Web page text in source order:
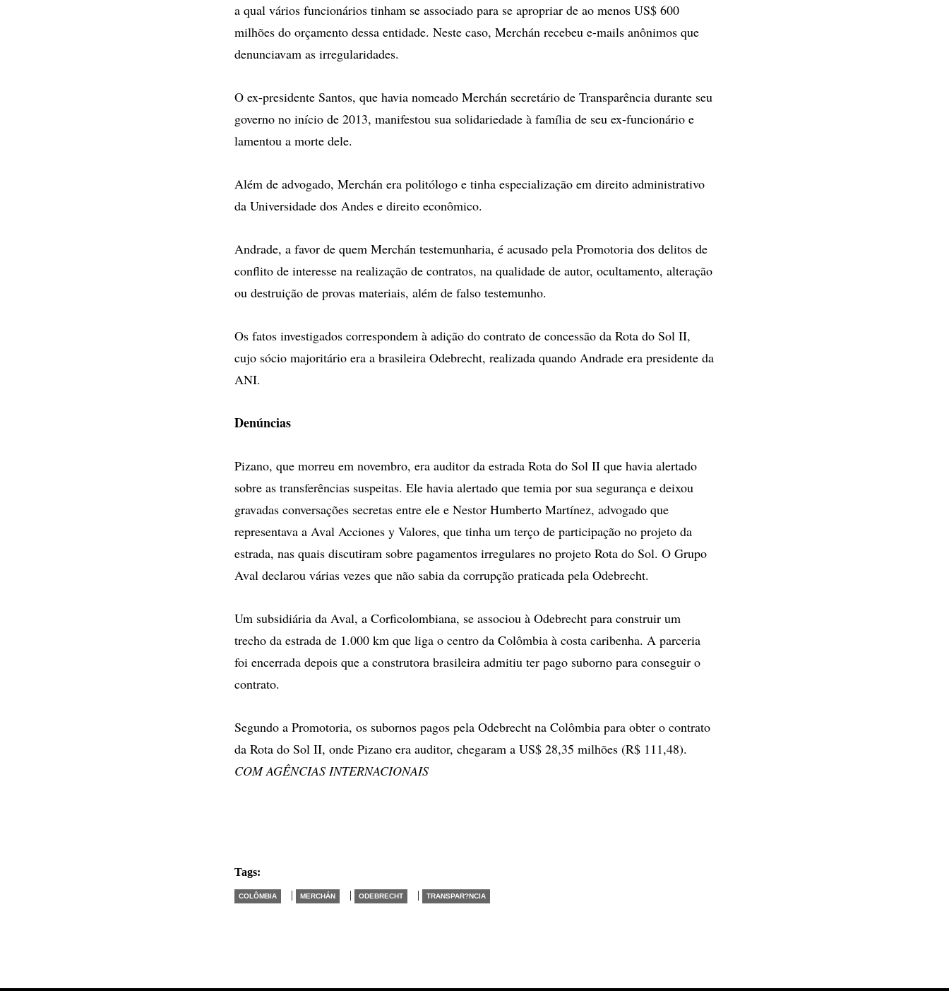
a qual vários funcionários tinham se associado para se apropriar de ao menos US$ 600
milhões do orçamento dessa entidade. Neste caso, Merchán recebeu e-mails anônimos que
denunciavam as irregularidades.
O ex-presidente Santos, que havia nomeado Merchán secretário de Transparência durante seu
governo no início de 2013, manifestou sua solidariedade à família de seu ex-funcionário e
lamentou a morte dele.
Além de advogado, Merchán era politólogo e tinha especialização em direito administrativo
da Universidade dos Andes e direito econômico.
Andrade, a favor de quem Merchán testemunharia, é acusado pela Promotoria dos delitos de
conflito de interesse na realização de contratos, na qualidade de autor, ocultamento, alteração
ou destruição de provas materiais, além de falso testemunho.
Os fatos investigados correspondem à adição do contrato de concessão da Rota do Sol II,
cujo sócio majoritário era a brasileira Odebrecht, realizada quando Andrade era presidente da
ANI.
Denúncias
Pizano, que morreu em novembro, era auditor da estrada Rota do Sol II que havia alertado
sobre as transferências suspeitas. Ele havia alertado que temia por sua segurança e deixou
gravadas conversações secretas entre ele e Nestor Humberto Martínez, advogado que
representava a Aval Acciones y Valores, que tinha um terço de participação no projeto da
estrada, nas quais discutiram sobre pagamentos irregulares no projeto Rota do Sol. O Grupo
Aval declarou várias vezes que não sabia da corrupção praticada pela Odebrecht.
Um subsidiária da Aval, a Corficolombiana, se associou à Odebrecht para construir um
trecho da estrada de 1.000 km que liga o centro da Colômbia à costa caribenha. A parceria
foi encerrada depois que a construtora brasileira admitiu ter pago suborno para conseguir o
contrato.
Segundo a Promotoria, os subornos pagos pela Odebrecht na Colômbia para obter o contrato
da Rota do Sol II, onde Pizano era auditor, chegaram a US$ 28,35 milhões (R$ 111,48).
COM AGÊNCIAS INTERNACIONAIS
Tags:
COLÔMBIA | MERCHÁN | ODEBRECHT | TRANSPAR?NCIA